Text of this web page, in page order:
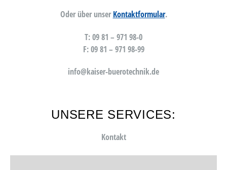
Oder über unserKontaktformular.
T: 09 81 – 971 98-0
F: 09 81 – 971 98-99
info@kaiser-buerotechnik.de
UNSERE SERVICES:
Kontakt